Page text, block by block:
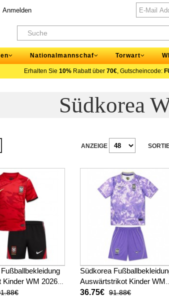
Anmelden
Nationalmannschaf Torwart
Erhalten Sie 10% Rabatt über 70€, Gutscheincode:
Südkorea
ANZEIGE
Kinder WM 2026
kurze hosen)
Südkorea
Auswärtstrikot Kinder WM
2026 Kurzarm (+ kurze
36.75€ 91.88€